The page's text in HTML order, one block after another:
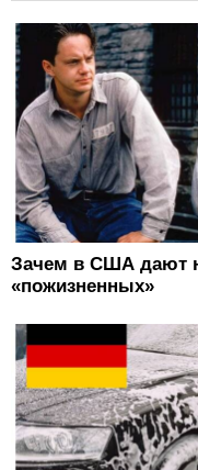
Зачем в США дают
«пожизненных»